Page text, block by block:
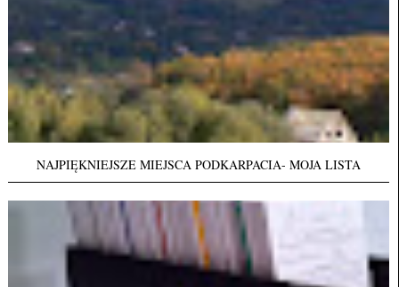
NAJPIĘKNIEJSZE MIEJSCA PODKARPACIA- MOJA LISTA